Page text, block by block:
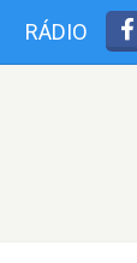
RÁDIO